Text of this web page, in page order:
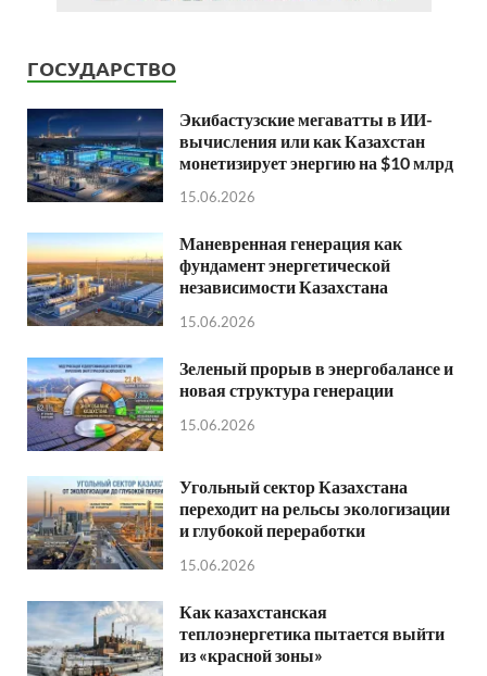
ГОСУДАРСТВО
Экибастузские мегаватты в ИИ-
вычисления или как Казахстан
монетизирует энергию на $10 млрд
15.06.2026
Маневренная генерация как
фундамент энергетической
независимости Казахстана
15.06.2026
Зеленый прорыв в энергобалансе и
новая структура генерации
15.06.2026
Угольный сектор Казахстана
переходит на рельсы экологизации
и глубокой переработки
15.06.2026
Как казахстанская
теплоэнергетика пытается выйти
из «красной зоны»